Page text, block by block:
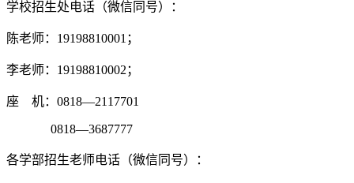
学校招生处电话（微信同号）：
陈老师：19198810001；
李老师：19198810002；
座 机：0818—2117701
0818—3687777
各学部招生老师电话（微信同号）：